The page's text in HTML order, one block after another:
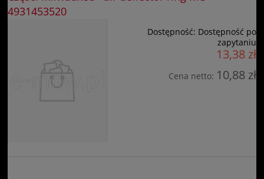
4931453520
Dostępność: Dostępność po
zapytaniu
13,38 zł
Cena netto: 10,88 zł